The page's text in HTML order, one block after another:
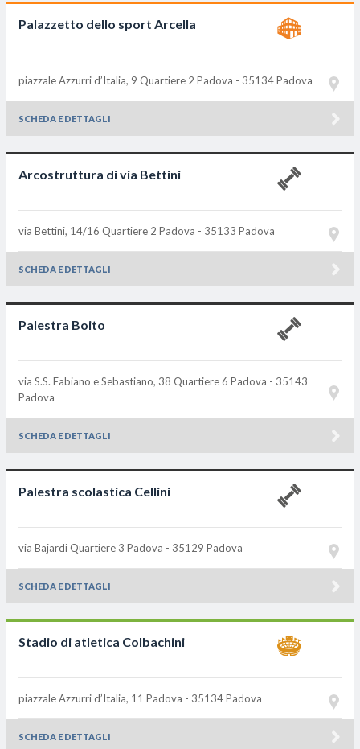
Palazzetto dello sport Arcella
piazzale Azzurri d’Italia, 9 Quartiere 2 Padova - 35134 Padova
SCHEDA E DETTAGLI
Arcostruttura di via Bettini
via Bettini, 14/16 Quartiere 2 Padova - 35133 Padova
SCHEDA E DETTAGLI
Palestra Boito
via S.S. Fabiano e Sebastiano, 38 Quartiere 6 Padova - 35143
Padova
SCHEDA E DETTAGLI
Palestra scolastica Cellini
via Bajardi Quartiere 3 Padova - 35129 Padova
SCHEDA E DETTAGLI
Stadio di atletica Colbachini
piazzale Azzurri d’Italia, 11 Padova - 35134 Padova
SCHEDA E DETTAGLI